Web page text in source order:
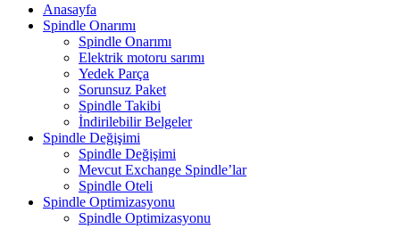
Anasayfa
Spindle Onarımı
Spindle Onarımı
Elektrik motoru sarımı
Yedek Parça
Sorunsuz Paket
Spindle Takibi
İndirilebilir Belgeler
Spindle Değişimi
Spindle Değişimi
Mevcut Exchange Spindle’lar
Spindle Oteli
Spindle Optimizasyonu
Spindle Optimizasyonu